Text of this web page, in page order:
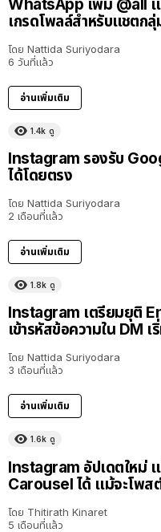
WhatsApp เพิ่ม @all
เกรดโพลล์สำหรับแชตกลุ่
โดย Nattida Suriyodara
6 วันที่แล้ว
อ่านเพิ่มเติม
1.4k ดู
Instagram รองรับ
ได้โดยตรง
โดย Nattida Suriyodara
2 เดือนที่แล้ว
อ่านเพิ่มเติม
1.8k ดู
Instagram เตรียมยุติ
เข้ารหัสข้อความใน DM
โดย Nattida Suriyodara
3 เดือนที่แล้ว
อ่านเพิ่มเติม
1.6k ดู
Instagram อัปเดตใหม่ แ
Carousel ได้ แม้จะโพส
โดย Thitirath Kinaret
5 เดือนที่แล้ว